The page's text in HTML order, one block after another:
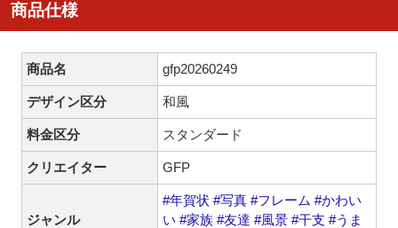
商品仕様
商品名 gfp20260249
デザイン区分 和風
料金区分 スタンダード
クリエイター GFP
ジャンル
#年賀状 #写真 #フレーム #かわい
い #家族 #友達 #風景 #干支 #うま